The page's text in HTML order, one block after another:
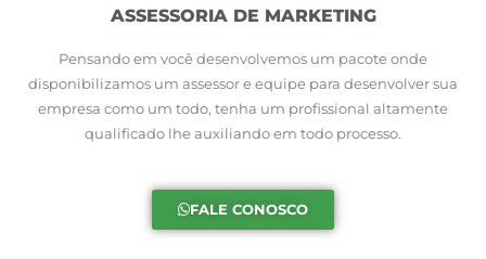
ASSESSORIA DE MARKETING
Pensando em você desenvolvemos um pacote onde
disponibilizamos um assessor e equipe para desenvolver sua
empresa como um todo, tenha um profissional altamente
qualificado lhe auxiliando em todo processo.
FALE CONOSCO